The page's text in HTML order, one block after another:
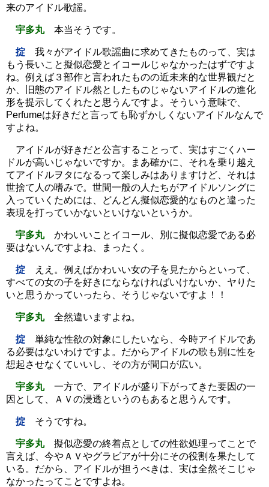
来のアイドル歌謡。
宇多丸本当そうです。
掟 我々がアイドル歌謡曲に求めてきたものって、実は
もう長いこと擬似恋愛とイコールじゃなかったはずですよ
ね。例えば３部作と言われたものの近未来的な世界観だと
か、旧態のアイドル然としたものじゃないアイドルの進化
形を提示してくれたと思うんですよ。そういう意味で、
Perfumeは好きだと言っても恥ずかしくないアイドルなんで
すよね。
アイドルが好きだと公言することって、実はすごくハー
ドルが高いじゃないですか。まあ確かに、それを乗り越え
てアイドルヲタになるって楽しみはありますけど、それは
世捨て人の嗜みで。世間一般の人たちがアイドルソングに
入っていくためには、どんどん擬似恋愛的なものと違った
表現を打っていかないといけないというか。
宇多丸かわいいことイコール、別に擬似恋愛である必
要はないんですよね、まったく。
掟 ええ。例えばかわいい女の子を見たからといって、
すべての女の子を好きにならなければいけないか、ヤりた
いと思うかっていったら、そうじゃないですよ！！
宇多丸全然違いますよね。
掟 単純な性欲の対象にしたいなら、今時アイドルであ
る必要はないわけですよ。だからアイドルの歌も別に性を
想起させなくていいし、その方が間口が広い。
宇多丸一方で、アイドルが盛り下がってきた要因の一
因として、ＡＶの浸透というのもあると思うんです。
掟 そうですね。
宇多丸擬似恋愛の終着点としての性欲処理ってことで
言えば、今やＡＶやグラビアが十分にその役割を果たして
いる。だから、アイドルが担うべきは、実は全然そこじゃ
なかったってことですよね。